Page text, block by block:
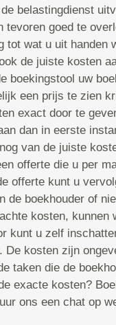
belastingdienst
tevoren goed te
tot wat u uit handen
de juiste kosten
boekingstool uw
een prijs te zien
exact door te
dan in eerste
van de juiste
offerte die u per
offerte kunt u
de boekhouder of
kosten, kunnen
kunt u zelf
De kosten zijn
taken die de
exacte kosten?
ons een chat op